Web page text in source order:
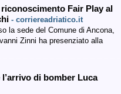
Fair Play al
- corriereadriatico.it
la sede del Comune di Ancona,
Zinni ha presenziato alla
di bomber Luca